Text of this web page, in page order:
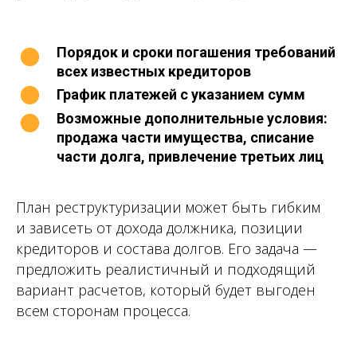
Порядок и сроки погашения требований
всех известных кредиторов
График платежей с указанием сумм
Возможные дополнительные условия:
продажа части имущества, списание
части долга, привлечение третьих лиц
План реструктуризации может быть гибким
и зависеть от дохода должника, позиции
кредиторов и состава долгов. Его задача —
предложить реалистичный и подходящий
вариант расчетов, который будет выгоден
всем сторонам процесса.